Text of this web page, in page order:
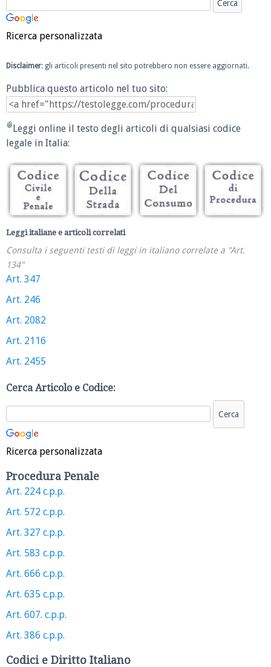
Ricerca personalizzata
Disclaimer: gli articoli presenti nel sito potrebbero non essere aggiornati.
Pubblica questo articolo nel tuo sito:
Leggi online il testo degli articoli di qualsiasi codice
legale in Italia:
Leggi italiane e articoli correlati
Consulta i seguenti testi di leggi in italiano correlate a "Art.
134"
Art. 347
Art. 246
Art. 2082
Art. 2116
Art. 2455
Cerca Articolo e Codice:
Ricerca personalizzata
Procedura Penale
Art. 224 c.p.p.
Art. 572 c.p.p.
Art. 327 c.p.p.
Art. 583 c.p.p.
Art. 666 c.p.p.
Art. 635 c.p.p.
Art. 607. c.p.p.
Art. 386 c.p.p.
Codici e Diritto Italiano